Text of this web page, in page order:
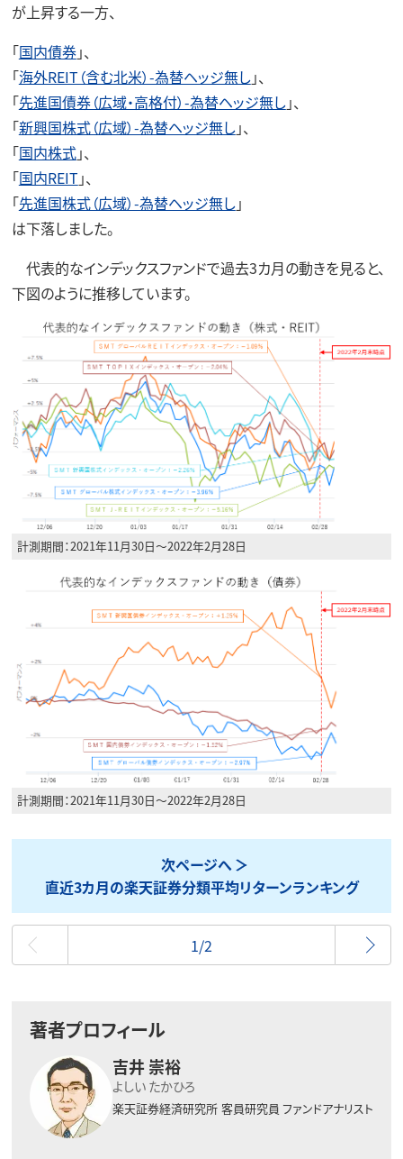
が上昇する一方、
「国内債券」、
「海外REIT（含む北米）-為替ヘッジ無し」、
「先進国債券（広域・高格付）-為替ヘッジ無し」、
「新興国株式（広域）-為替ヘッジ無し」、
「国内株式」、
「国内REIT 」、
「先進国株式（広域）-為替ヘッジ無し」
は下落しました。
代表的なインデックスファンドで過去3カ月の動きを見ると、
下図のように推移しています。
計測期間：2021年11月30日～2022年2月28日
計測期間：2021年11月30日～2022年2月28日
次ページへ
直近3カ月の楽天証券分類平均リターンランキング
最初
1/2
著者プロフィール
吉井 崇裕
よしい たかひろ
楽天証券経済研究所 客員研究員 ファンドアナリスト